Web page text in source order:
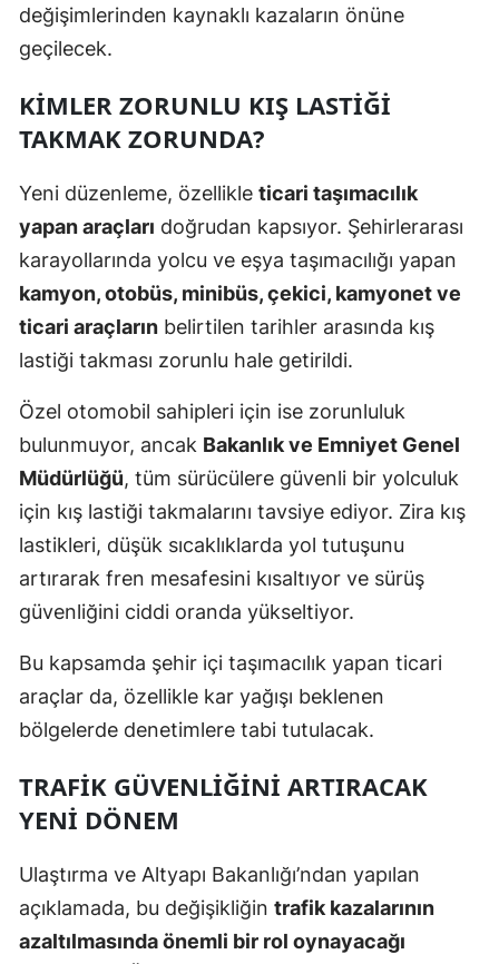
Kahramanmaraş
Muş
Nevşehir
Niğde
Ordu
Rize
Sakarya
Samsun
Siirt
Sinop
Tekirdağ
Tokat
Trabzon
Şanlıurfa
Uşak
Van
değişimlerinden kaynaklı kazaların önüne
geçilecek.
KIMLER ZORUNLU KIŞ LASTIĞI
TAKMAK ZORUNDA?
Yeni düzenleme, özellikle ticari taşımacılık
yapan araçları doğrudan kapsıyor. Şehirlerarası
karayollarında yolcu ve eşya taşımacılığı yapan
kamyon, otobüs, minibüs, çekici, kamyonet ve
ticari araçların belirtilen tarihler arasında kış
lastiği takması zorunlu hale getirildi.
Özel otomobil sahipleri için ise zorunluluk
bulunmuyor, ancak Bakanlık ve Emniyet Genel
Müdürlüğü, tüm sürücülere güvenli bir yolculuk
için kış lastiği takmalarını tavsiye ediyor. Zira kış
lastikleri, düşük sıcaklıklarda yol tutuşunu
artırarak fren mesafesini kısaltıyor ve sürüş
güvenliğini ciddi oranda yükseltiyor.
Bu kapsamda şehir içi taşımacılık yapan ticari
araçlar da, özellikle kar yağışı beklenen
bölgelerde denetimlere tabi tutulacak.
TRAFIK GÜVENLIĞINI ARTIRACAK
YENI DÖNEM
Ulaştırma ve Altyapı Bakanlığı’ndan yapılan
açıklamada, bu değişikliğin trafik kazalarının
azaltılmasında önemli bir rol oynayacağı